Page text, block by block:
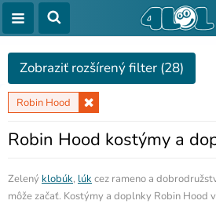
Zobraziť rozšírený filter (28)
Robin Hood
Robin Hood kostýmy a
Zelený klobúk, lúk cez rameno a
môže začať. Kostýmy a doplnky Robin Hood